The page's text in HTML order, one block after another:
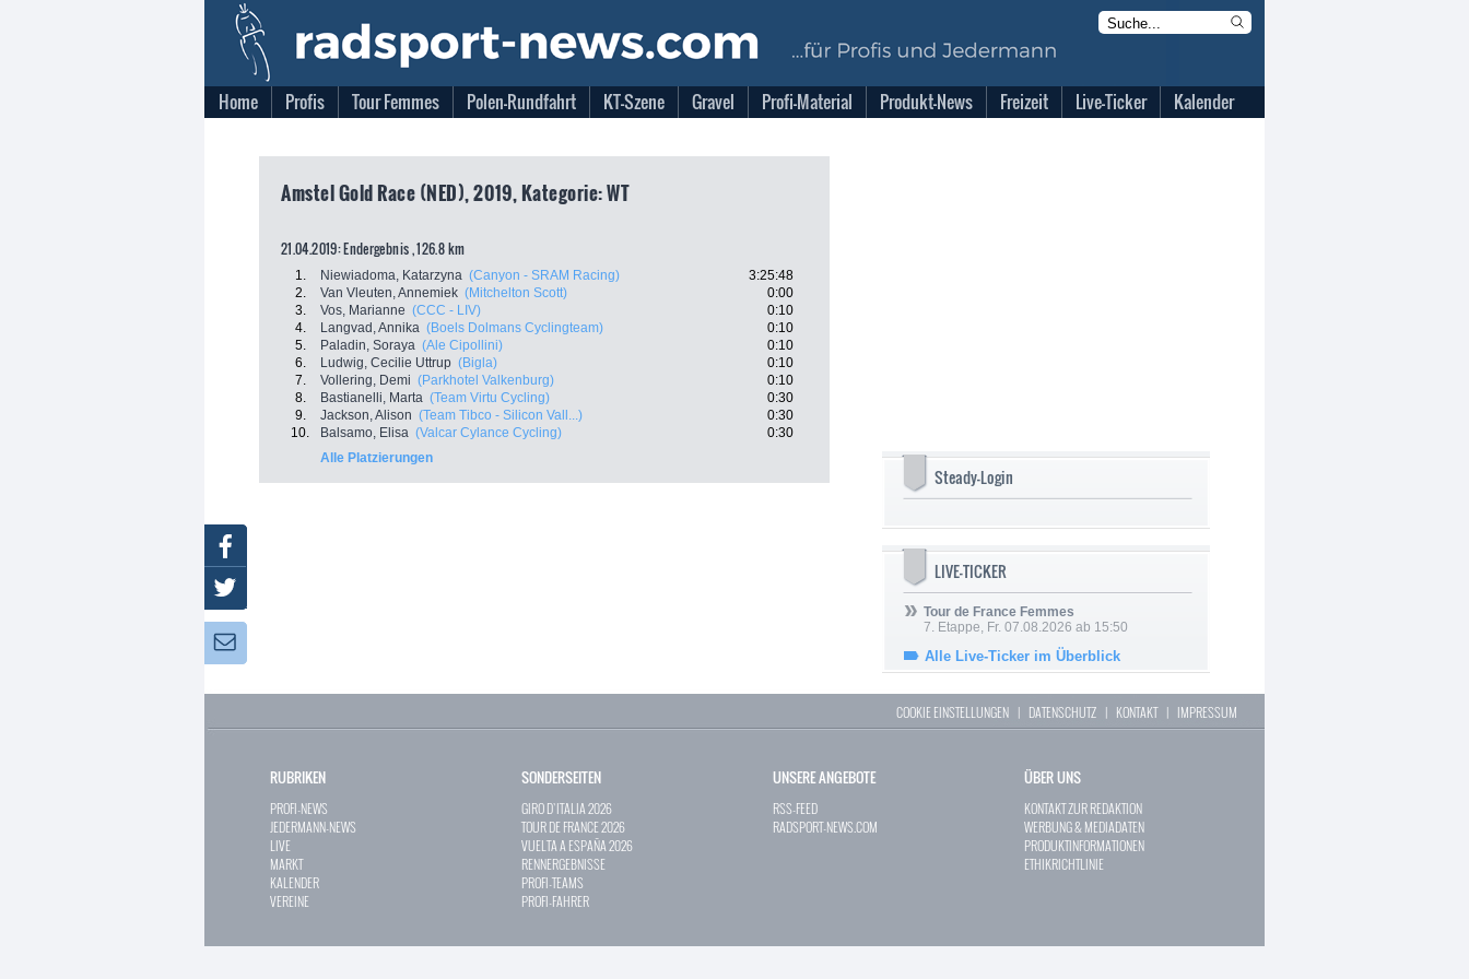
Home Profis Tour Femmes Polen-Rundfahrt KT-Szene Gravel Profi-Material Produkt-News Freizeit Live-Ticker Kalender
Amstel Gold Race (NED), 2019, Kategorie: WT
21.04.2019: Endergebnis , 126.8 km
1. Niewiadoma, Katarzyna (Canyon - SRAM Racing)
3:25:48
2.
Van Vleuten, Annemiek (Mitchelton Scott)
0:00
3.
Vos, Marianne (CCC - LIV)
0:10
4.
Langvad, Annika (Boels Dolmans Cyclingteam)
0:10
5.
Paladin, Soraya (Ale Cipollini)
0:10
6.
Ludwig, Cecilie Uttrup (Bigla)
0:10
7.
Vollering, Demi (Parkhotel Valkenburg)
0:10
8.
Bastianelli, Marta (Team Virtu Cycling)
0:30
9.
Jackson, Alison (Team Tibco - Silicon Vall...)
0:30
10.
Balsamo, Elisa (Valcar Cylance Cycling)
0:30
Alle Platzierungen
Steady-Login
LIVE-TICKER
Tour de France Femmes
7. Etappe, Fr. 07.08.2026 ab 15:50
Alle Live-Ticker im Überblick
COOKIE EINSTELLUNGEN | DATENSCHUTZ | KONTAKT| IMPRESSUM
RUBRIKEN
PROFI-NEWS
JEDERMANN-NEWS
LIVE
MARKT
KALENDER
VEREINE
SONDERSEITEN
GIRO D`ITALIA 2026
TOUR DE FRANCE 2026
VUELTA A ESPAÑA 2026
RENNERGEBNISSE
PROFI-TEAMS
PROFI-FAHRER
UNSERE ANGEBOTE
RSS-FEED
RADSPORT-NEWS.COM
ÜBER UNS
KONTAKT ZUR REDAKTION
WERBUNG & MEDIADATEN
PRODUKTINFORMATIONEN
ETHIKRICHTLINIE